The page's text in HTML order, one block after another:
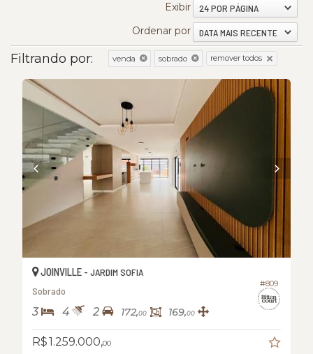
Exibir 24 POR PÁGINA
Ordenar por DATA MAIS RECENTE
Filtrando por: venda sobrado remover todos
#809
JOINVILLE - JARDIM SOFIA
Sobrado
3 4 2 172,00 169,00
R$ 1.259.000,00